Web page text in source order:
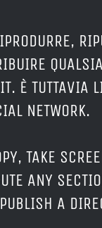
È TUTTAVIA
NETWORK.
TAKE
ANY
A